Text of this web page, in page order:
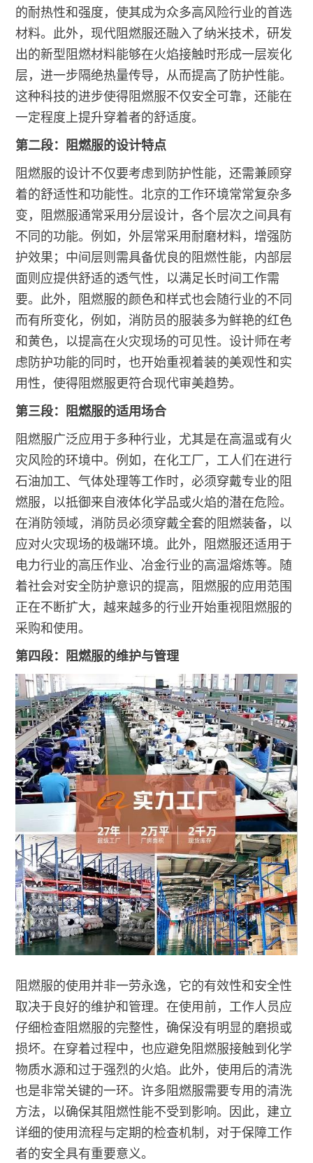
的耐热性和强度，使其成为众多高风险行业的首选
材料。此外，现代阻燃服还融入了纳米技术，研发
出的新型阻燃材料能够在火焰接触时形成一层炭化
层，进一步隔绝热量传导，从而提高了防护性能。
这种科技的进步使得阻燃服不仅安全可靠，还能在
一定程度上提升穿着者的舒适度。
第二段：阻燃服的设计特点
阻燃服的设计不仅要考虑到防护性能，还需兼顾穿
着的舒适性和功能性。北京的工作环境常常复杂多
变，阻燃服通常采用分层设计，各个层次之间具有
不同的功能。例如，外层常采用耐磨材料，增强防
护效果；中间层则需具备优良的阻燃性能，内部层
面则应提供舒适的透气性，以满足长时间工作需
要。此外，阻燃服的颜色和样式也会随行业的不同
而有所变化，例如，消防员的服装多为鲜艳的红色
和黄色，以提高在火灾现场的可见性。设计师在考
虑防护功能的同时，也开始重视着装的美观性和实
用性，使得阻燃服更符合现代审美趋势。
第三段：阻燃服的适用场合
阻燃服广泛应用于多种行业，尤其是在高温或有火
灾风险的环境中。例如，在化工厂，工人们在进行
石油加工、气体处理等工作时，必须穿戴专业的阻
燃服，以抵御来自液体化学品或火焰的潜在危险。
在消防领域，消防员必须穿戴全套的阻燃装备，以
应对火灾现场的极端环境。此外，阻燃服还适用于
电力行业的高压作业、冶金行业的高温熔炼等。随
着社会对安全防护意识的提高，阻燃服的应用范围
正在不断扩大，越来越多的行业开始重视阻燃服的
采购和使用。
第四段：阻燃服的维护与管理
阻燃服的使用并非一劳永逸，它的有效性和安全性
取决于良好的维护和管理。在使用前，工作人员应
仔细检查阻燃服的完整性，确保没有明显的磨损或
损坏。在穿着过程中，也应避免阻燃服接触到化学
物质水源和过于强烈的火焰。此外，使用后的清洗
也是非常关键的一环。许多阻燃服需要专用的清洗
方法，以确保其阻燃性能不受到影响。因此，建立
详细的使用流程与定期的检查机制，对于保障工作
者的安全具有重要意义。